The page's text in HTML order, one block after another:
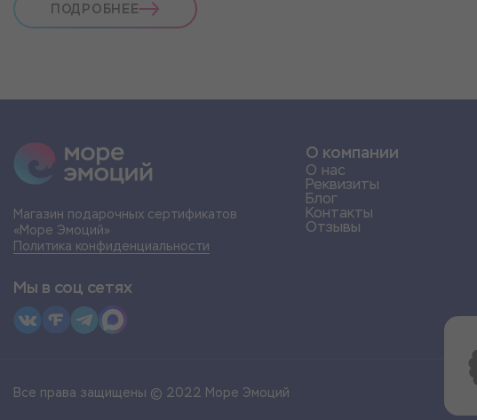
ПОДРОБНЕЕ
Магазин подарочных сертификатов
«Море Эмоций»
Политика конфиденциальности
Мы в соц сетях
О компании
О нас
Реквизиты
Блог
Контакты
Отзывы
Все права защищены © 2022 Море Эмоций